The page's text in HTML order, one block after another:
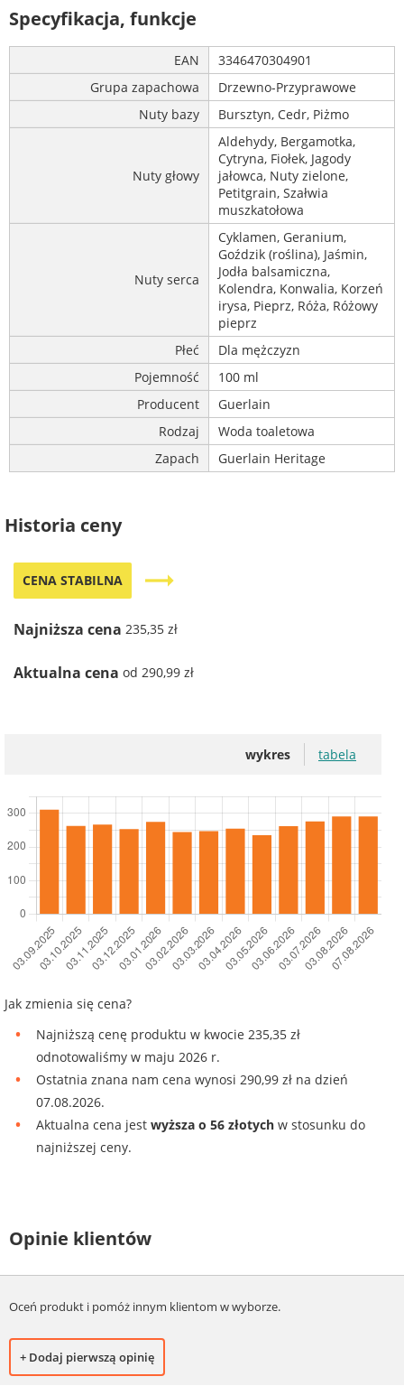
Specyfikacja, funkcje
EAN
3346470304901
Grupa zapachowa
Drzewno-Przyprawowe
Nuty bazy
Bursztyn, Cedr, Piżmo
Nuty głowy
Aldehydy, Bergamotka,
Cytryna, Fiołek, Jagody
jałowca, Nuty zielone,
Petitgrain, Szałwia
muszkatołowa
Nuty serca
Cyklamen, Geranium,
Goździk (roślina), Jaśmin,
Jodła balsamiczna,
Kolendra, Konwalia, Korzeń
irysa, Pieprz, Róża, Różowy
pieprz
Płeć
Dla mężczyzn
Pojemność
100 ml
Producent
Guerlain
Rodzaj
Woda toaletowa
Zapach
Guerlain Heritage
Historia ceny
CENA STABILNA trending_flat
Najniższa cena 235,35 zł
Aktualna cena od 290,99 zł
wykres tabela
Jak zmienia się cena?
Najniższą cenę produktu w kwocie 235,35 zł
odnotowaliśmy w maju 2026 r.
Ostatnia znana nam cena wynosi 290,99 zł na dzień
07.08.2026.
Aktualna cena jest wyższa o 56 złotych w stosunku do
najniższej ceny.
Opinie klientów
Oceń produkt i pomóż innym klientom w wyborze.
+ Dodaj pierwszą opinię